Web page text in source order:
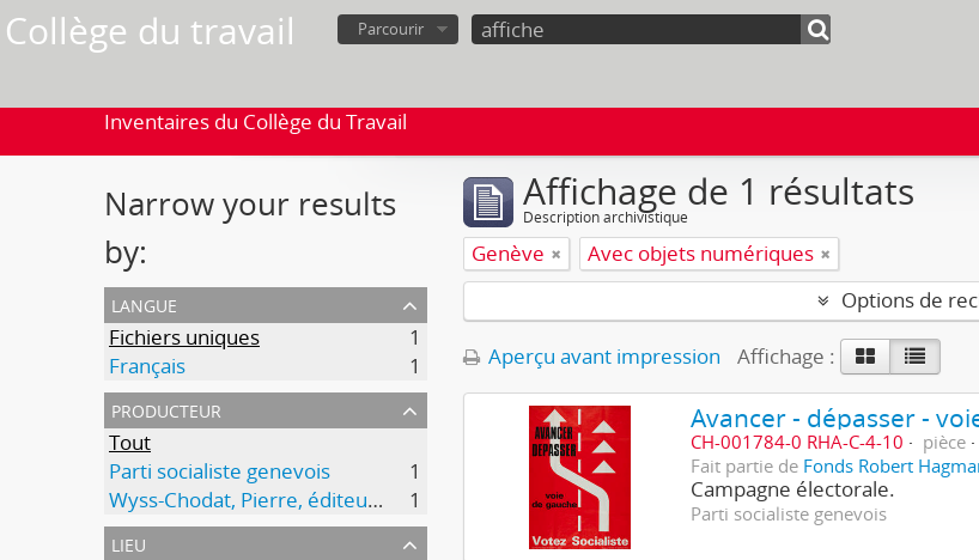
Collège du travail Parcourir
Inventaires du Collège du Travail
Narrow your results
by:
langue
Fichiers uniques
1
Français
1
producteur
Tout
Parti socialiste genevois
1
Wyss-Chodat, Pierre, éditeur responsable
1
lieu
Affichage de 1 résultats
Description archivistique
Genève
Avec objets numériques
Options de
Aperçu avant impression Affichage :
Avancer - dépasser -
CH-001784-0 RHA-C-4-10 pièce
Fait partie de Fonds Robert
Campagne électorale.
Parti socialiste genevois